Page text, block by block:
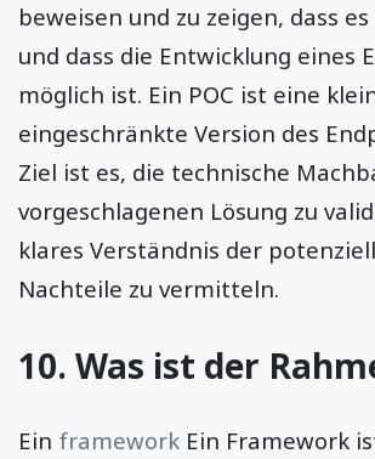
beweisen und zu zeigen, dass
und dass die Entwicklung eines
möglich ist. Ein POC ist eine
eingeschränkte Version des
Ziel ist es, die technische
vorgeschlagenen Lösung zu
klares Verständnis der
Nachteile zu vermitteln.
10. Was ist der
Ein framework Ein Framework